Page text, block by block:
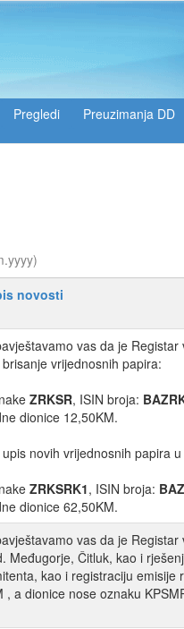
Pregledi Preuzimanja DD
novosti
vas da je
brisanje vrijednosnih papira:
ZRKSR, ISIN broja:
dionice 12,50KM.
upis novih vrijednosnih papira
ZRKSRK1, ISIN broja:
dionice 62,50KM.
vas da je
Međugorje, Čitluk, kao i
kao i registraciju emisije
, a dionice nose oznaku